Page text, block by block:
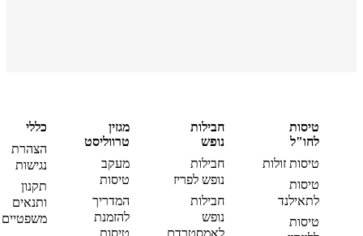
טיסות
לחו"ל
טיסות זולות
טיסות
לתאילנד
טיסות
חבילות
נופש
חבילות
נופש לפריז
חבילות
נופש
מגזין
טרווליסט
מעקב
טיסות
המדריך
להזמנת
כללי
הצהרת
נגישות
תקנון
ותנאים
משפטיים